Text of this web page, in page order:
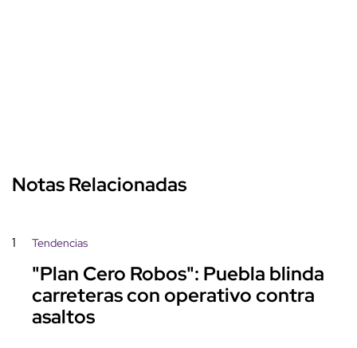
Notas Relacionadas
1 Tendencias
"Plan Cero Robos": Puebla blinda
carreteras con operativo contra
asaltos